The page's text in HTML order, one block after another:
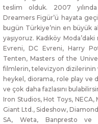
teslim olduk. 2007
Dreamers Figür’ü hayata
bugün Türkiye’nin en büyük
yaşıyoruz. Kadıköy
Evreni, DC Evreni, Harry
Tenten, Masters of the
filmlerin, televizyon dizilerinin
heykel, diorama, role play ve
ve çok daha fazlasını
Iron Studios, Hot Toys,
Giant Ltd., Sideshow,
SA, Weta, Banpresto ve